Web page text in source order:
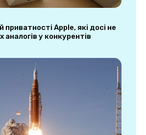
приватності Apple, які досі не
у конкурентів